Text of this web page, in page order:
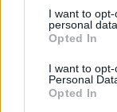
not limited to
grant or deny
use your data for
consent section.
I want to
personal data.
Opted In
I want to
Personal
Opted In
Βόρεια Κρήτη
Κελσίου.
Παράλληλα, η
επόμενες